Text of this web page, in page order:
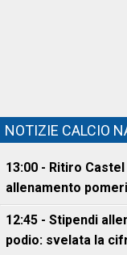
NOTIZIE CALCIO
13:00 - Ritiro
allenamento
12:45 - Stipendi
podio: svelata la